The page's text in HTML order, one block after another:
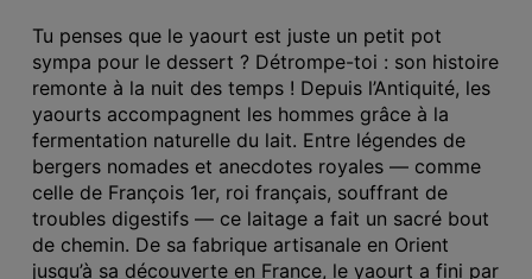
Tu penses que le yaourt est juste un petit pot
sympa pour le dessert ? Détrompe-toi : son histoire
remonte à la nuit des temps ! Depuis l’Antiquité, les
yaourtsaccompagnent les hommes grâce à la
fermentation naturelle du lait. Entre légendes de
bergers nomades et anecdotes royales — comme
celle de François 1er, roi français, souffrant de
troubles digestifs — ce laitage a fait un sacré bout
de chemin. De sa fabrique artisanale en Orient
jusqu’à sa découverte en France, le yaourt a fini par